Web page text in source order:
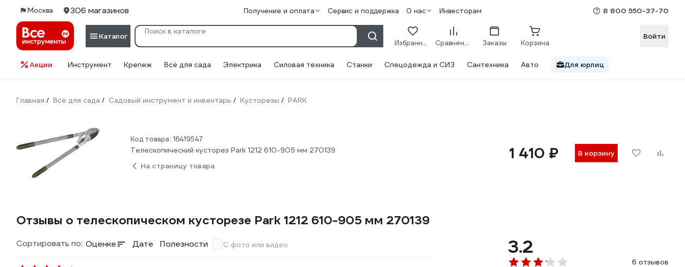
Москва 306 магазинов Получение и оплата Сервис и поддержка О нас Инвесторам 8 800 550-37-70
Каталог
Избранное Сравнение Заказы Корзина
Войти
Акции Инструмент Крепеж Всё для сада Электрика Силовая техника Станки Спецодежда и СИЗ Сантехника Авто Для юрлиц
Главная / Всё для сада / Садовый инструмент и инвентарь / Кусторезы / PARK
Код товара: 16419547
Телескопический кусторез Park 1212 610-905 мм 270139
На страницу товара
1 410 ₽ В корзину
Отзывы о телескопическом кусторезе Park 1212 610-905 мм 270139
Сортировать по: Оценке Дате Полезности С фото или видео 3.2
6 отзывов